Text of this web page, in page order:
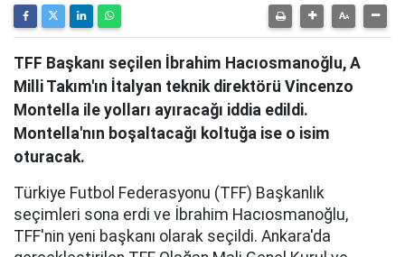
TFF Başkanı seçilen İbrahim Hacıosmanoğlu, A
Milli Takım'ın İtalyan teknik direktörü Vincenzo
Montella ile yolları ayıracağı iddia edildi.
Montella'nın boşaltacağı koltuğa ise o isim
oturacak.
Türkiye Futbol Federasyonu (TFF) Başkanlık
seçimleri sona erdi ve İbrahim Hacıosmanoğlu,
TFF'nin yeni başkanı olarak seçildi. Ankara'da